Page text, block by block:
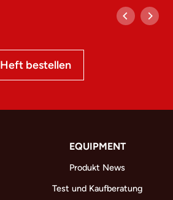
Heft bestellen
EQUIPMENT
Produkt News
Test und Kaufberatung